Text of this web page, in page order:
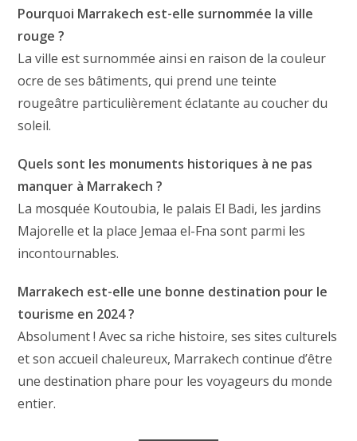
Pourquoi Marrakech est-elle surnommée la ville
rouge ?
La ville est surnommée ainsi en raison de la couleur
ocre de ses bâtiments, qui prend une teinte
rougeâtre particulièrement éclatante au coucher du
soleil.
Quels sont les monuments historiques à ne pas
manquer à Marrakech ?
La mosquée Koutoubia, le palais El Badi, les jardins
Majorelle et la place Jemaa el-Fna sont parmi les
incontournables.
Marrakech est-elle une bonne destination pour le
tourisme en 2024 ?
Absolument ! Avec sa riche histoire, ses sites culturels
et son accueil chaleureux, Marrakech continue d’être
une destination phare pour les voyageurs du monde
entier.